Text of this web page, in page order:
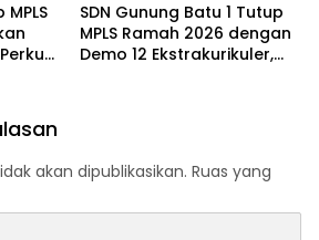
SDN Gunung Batu 1 Tutup
MPLS Ramah 2026 dengan
Demo 12 Ekstrakurikuler,
akan dipublikasikan. Ruas yang